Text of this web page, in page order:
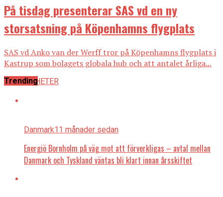
På tisdag presenterar SAS vd en ny
storsatsning på Köpenhamns flygplats
SAS vd Anko van der Werff tror på Köpenhamns flygplats i
Kastrup som bolagets globala hub och att antalet årliga...
ALLA NYHETER
Trending
Danmark11 månader sedan
Energiö Bornholm på väg mot att förverkligas – avtal mellan
Danmark och Tyskland väntas bli klart innan årsskiftet